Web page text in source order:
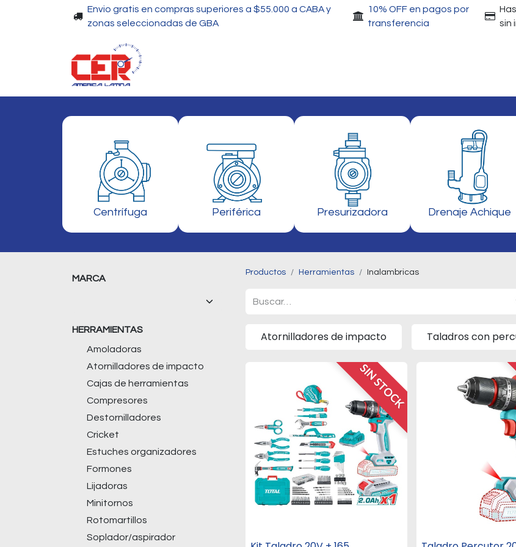
Envio gratis en compras superiores a $55.000 a CABA y
zonas seleccionadas de GBA
10% OFF en pagos por
transferencia
sin
Centrífuga Periférica Presurizadora Drenaje Achique
MARCA
HERRAMIENTAS
Amoladoras
Atornilladores de impacto
Cajas de herramientas
Compresores
Destornilladores
Cricket
Estuches organizadores
Formones
Lijadoras
Minitornos
Rotomartillos
Soplador/aspirador
Productos Herramientas Inalambricas
Atornilladores de impacto Taladros con
SIN STOCK